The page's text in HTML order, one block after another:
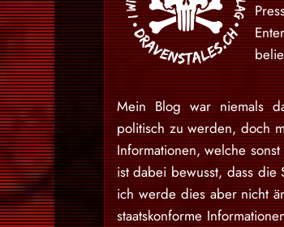
Mein Blog war niemals
politisch zu werden, doch
Informationen, welche
ist dabei bewusst, dass
ich werde dies aber nicht
staatskonforme